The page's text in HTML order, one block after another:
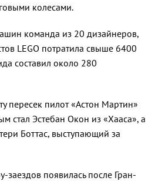
колесами.
команда из 20 дизайнеров,
LEGO потратила свыше 6400
составил около 280
пилот «Астон Мартин»
стал Эстебан Окон из «Хааса», а
Боттас, выступающий за
появилась после Гран-